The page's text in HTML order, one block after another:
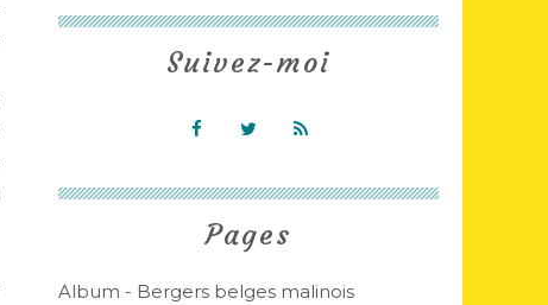
Pages
Album - Bergers belges malinois
Suivez-moi